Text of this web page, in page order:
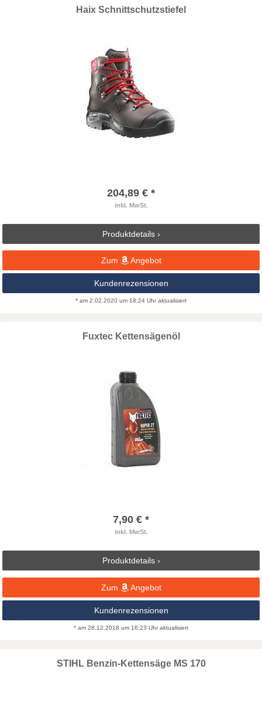
Haix Schnittschutzstiefel
204,89 € *
inkl. MwSt.
Produktdetails ›
Zum Angebot
Kundenrezensionen
* am 2.02.2020 um 18:24 Uhr aktualisiert
Fuxtec Kettensägenöl
7,90 € *
inkl. MwSt.
Produktdetails ›
Zum Angebot
Kundenrezensionen
* am 28.12.2018 um 16:23 Uhr aktualisiert
STIHL Benzin-Kettensäge MS 170